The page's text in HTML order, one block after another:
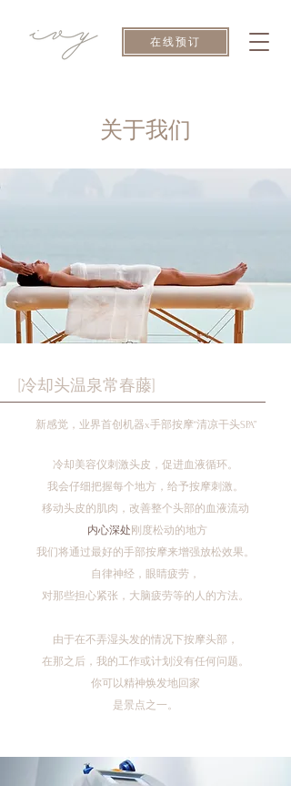
在线预订
关于我们
[冷却头温泉常春藤]
新感觉，业界首创机器x手部按摩“清凉干头SPA”
冷却美容仪刺激头皮，促进血液循环。
我会仔细把握每个地方，给予按摩刺激。
移动头皮的肌肉，改善整个头部的血液流动
​ 内心深处 刚度松动的地方
我们将通过最好的手部按摩来增强放松效果。
自律神经， 眼睛疲劳，
对那些担心紧张，大脑疲劳等的人的方法。
由于在不弄湿头发的情况下按摩头部，
在那之后，我的工作或计划没有任何问题。
你可以精神焕发地回家
是景点之一。